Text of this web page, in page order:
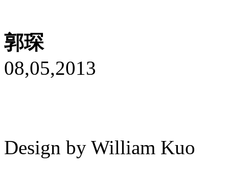
郭琛
08,05,2013
Design by William Kuo